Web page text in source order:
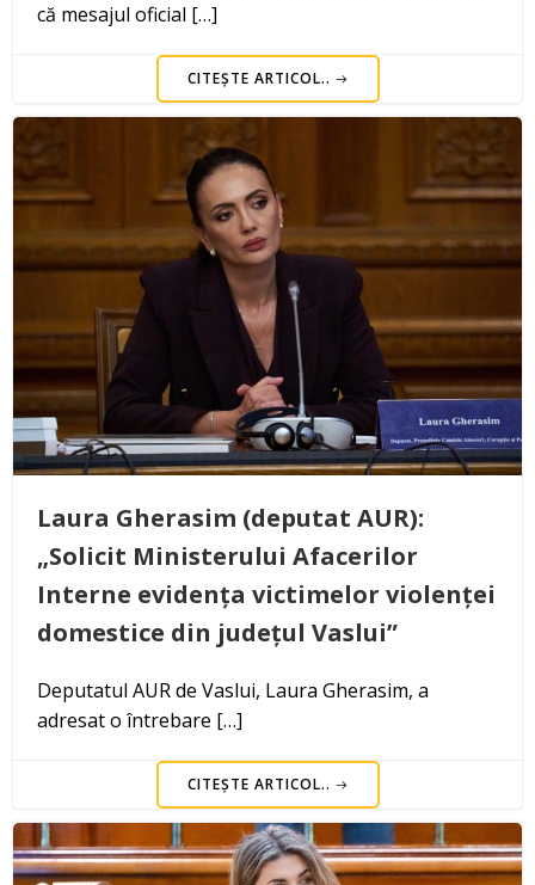
că mesajul oficial […]
CITEȘTE ARTICOL..
Laura Gherasim (deputat AUR):
„Solicit Ministerului Afacerilor
Interne evidența victimelor violenței
domestice din județul Vaslui”
Deputatul AUR de Vaslui, Laura Gherasim, a
adresat o întrebare […]
CITEȘTE ARTICOL..